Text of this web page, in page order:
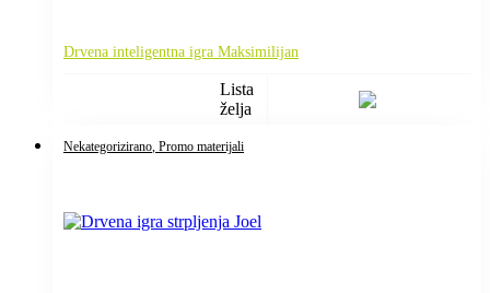
Drvena inteligentna igra Maksimilijan
Lista
želja
Nekategorizirano , Promo materijali